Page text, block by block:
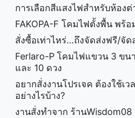
การเลือกสีแสงไฟสำหรับห้องต่
FAKOPA-F โคมไฟตั้งพื้น พร้
สั่งซื้อเท่าไหร่…ถึงจัดส่งฟรี/จัด
Ferlaro-P โคมไฟแขวน 3 ขน
และ 10 ดวง
อยากสั่งงานโปรเจค ต้องใช้เ
อย่างไรบ้าง?
งานสั่งทำจาก ร้านWisdom08